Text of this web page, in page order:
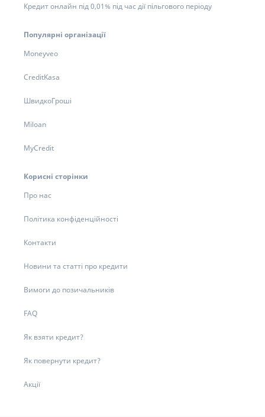
Кредит онлайн під 0,01% під час дії пільгового періоду
Популярні організації
Moneyveo
CreditKasa
ШвидкоГроші
Miloan
MyCredit
Корисні сторінки
Про нас
Політика конфіденційності
Контакти
Новини та статті про кредити
Вимоги до позичальників
FAQ
Як взяти кредит?
Як повернути кредит?
Акції